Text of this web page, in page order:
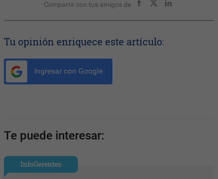
Compartir con tus amigos de
Tu opinión enriquece este artículo:
Ingresar con Google
Te puede interesar:
InfoGerentes